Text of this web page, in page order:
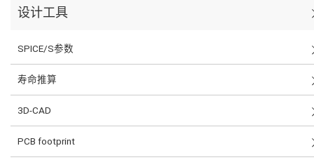
设计工具
SPICE/S参数
寿命推算
3D-CAD
PCB footprint